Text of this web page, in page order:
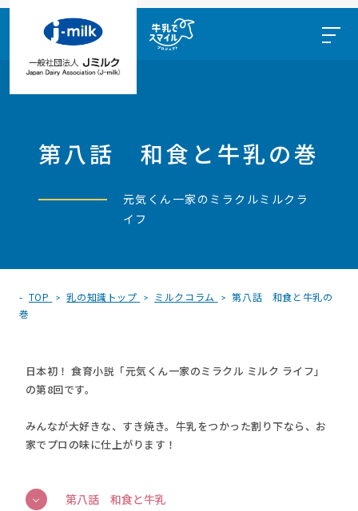
第八話 和食と牛乳の巻
元気くん一家のミラクルミルクラ
イフ
TOP 乳の知識トップ ミルクコラム
第八話 和食と牛乳の
巻
日本初！ 食育小説「元気くん一家のミラクル ミルク ライフ」
の第8回です。
みんなが大好きな、すき焼き。牛乳をつかった割り下なら、お
家でプロの味に仕上がります！
第八話 和食と牛乳